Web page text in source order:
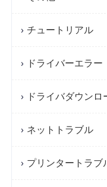
チュートリアル
ドライバーエラー
ドライバダウンロ
ネットトラブル
プリンタートラブ